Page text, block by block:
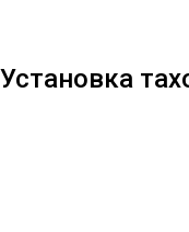
Установка